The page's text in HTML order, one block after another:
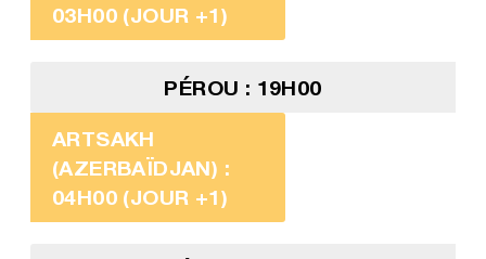
03H00 (JOUR +1)
PÉROU : 19H00
ARTSAKH
(AZERBAÏDJAN) :
04H00 (JOUR +1)